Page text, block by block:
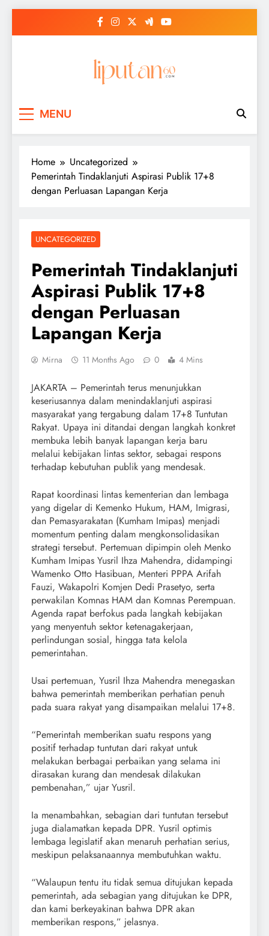
MENU
Home
Uncategorized
Pemerintah Tindaklanjuti Aspirasi Publik 17+8
dengan Perluasan Lapangan Kerja
UNCATEGORIZED
Pemerintah Tindaklanjuti
Aspirasi Publik 17+8
dengan Perluasan
Lapangan Kerja
Mirna 11 Months Ago 0 4 Mins
JAKARTA – Pemerintah terus menunjukkan
keseriusannya dalam menindaklanjuti aspirasi
masyarakat yang tergabung dalam 17+8 Tuntutan
Rakyat. Upaya ini ditandai dengan langkah konkret
membuka lebih banyak lapangan kerja baru
melalui kebijakan lintas sektor, sebagai respons
terhadap kebutuhan publik yang mendesak.
Rapat koordinasi lintas kementerian dan lembaga
yang digelar di Kemenko Hukum, HAM, Imigrasi,
dan Pemasyarakatan (Kumham Imipas) menjadi
momentum penting dalam mengkonsolidasikan
strategi tersebut. Pertemuan dipimpin oleh Menko
Kumham Imipas Yusril Ihza Mahendra, didampingi
Wamenko Otto Hasibuan, Menteri PPPA Arifah
Fauzi, Wakapolri Komjen Dedi Prasetyo, serta
perwakilan Komnas HAM dan Komnas Perempuan.
Agenda rapat berfokus pada langkah kebijakan
yang menyentuh sektor ketenagakerjaan,
perlindungan sosial, hingga tata kelola
pemerintahan.
Usai pertemuan, Yusril Ihza Mahendra menegaskan
bahwa pemerintah memberikan perhatian penuh
pada suara rakyat yang disampaikan melalui 17+8.
“Pemerintah memberikan suatu respons yang
positif terhadap tuntutan dari rakyat untuk
melakukan berbagai perbaikan yang selama ini
dirasakan kurang dan mendesak dilakukan
pembenahan,” ujar Yusril.
Ia menambahkan, sebagian dari tuntutan tersebut
juga dialamatkan kepada DPR. Yusril optimis
lembaga legislatif akan menaruh perhatian serius,
meskipun pelaksanaannya membutuhkan waktu.
“Walaupun tentu itu tidak semua ditujukan kepada
pemerintah, ada sebagian yang ditujukan ke DPR,
dan kami berkeyakinan bahwa DPR akan
memberikan respons,” jelasnya.